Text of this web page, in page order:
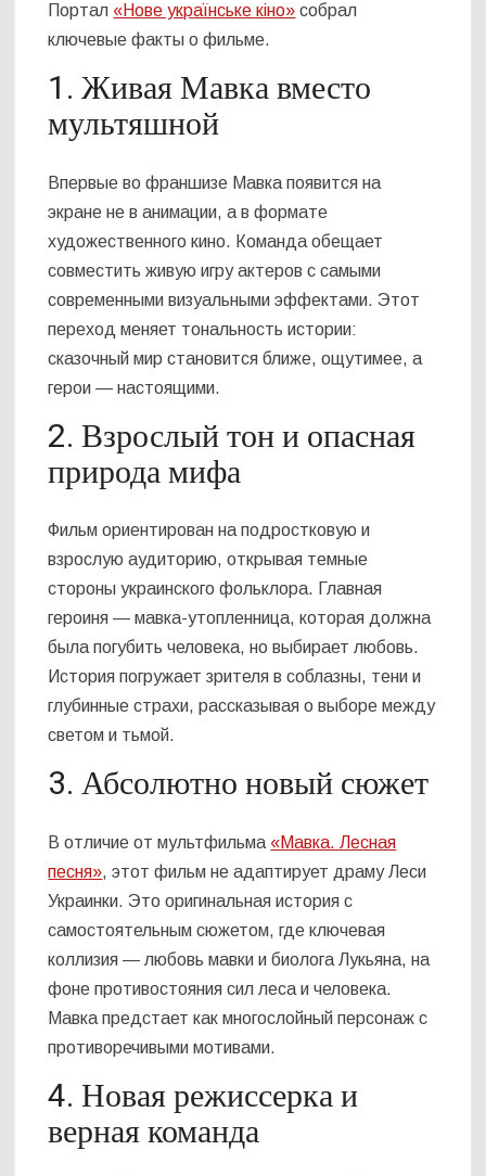
Портал «Нове українське кіно» собрал
ключевые факты о фильме.
1. Живая Мавка вместо
мультяшной
Впервые во франшизе Мавка появится на
экране не в анимации, а в формате
художественного кино. Команда обещает
совместить живую игру актеров с самыми
современными визуальными эффектами. Этот
переход меняет тональность истории:
сказочный мир становится ближе, ощутимее, а
герои — настоящими.
2. Взрослый тон и опасная
природа мифа
Фильм ориентирован на подростковую и
взрослую аудиторию, открывая темные
стороны украинского фольклора. Главная
героиня — мавка-утопленница, которая должна
была погубить человека, но выбирает любовь.
История погружает зрителя в соблазны, тени и
глубинные страхи, рассказывая о выборе между
светом и тьмой.
3. Абсолютно новый сюжет
В отличие от мультфильма «Мавка. Лесная
песня», этот фильм не адаптирует драму Леси
Украинки. Это оригинальная история с
самостоятельным сюжетом, где ключевая
коллизия — любовь мавки и биолога Лукьяна, на
фоне противостояния сил леса и человека.
Мавка предстает как многослойный персонаж с
противоречивыми мотивами.
4. Новая режиссерка и
верная команда